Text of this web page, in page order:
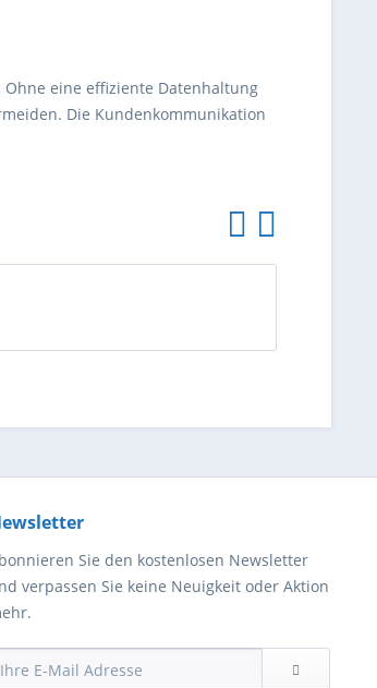
eine effiziente Datenhaltung
Die Kundenkommunikation
Sie den kostenlosen Newsletter
verpassen Sie keine Neuigkeit oder Aktion